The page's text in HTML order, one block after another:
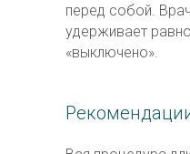
перед собой.
удерживает
«выключено».